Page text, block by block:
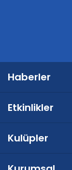
Haberler
Etkinlikler
Kulüpler